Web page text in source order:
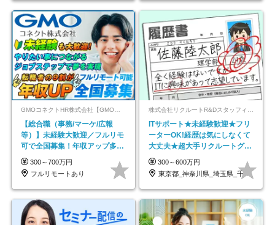
GMOコネクトHR株式会社【GMOインターネットグループ】
【総合職（事務/マーケ/広報
等）】未経験大歓迎／フルリモ
可で全国募集！年収アップ多数
★年休最大130日★
300～700万円
フルリモートあり
ITサポート★未経験歓迎★フリ
ーターOK!経歴は気にしなくて
大丈夫★超大手リクルートグル
ープの正社員/sg
300～600万円
東京都_神奈川県_埼玉県_千葉県_大阪府…